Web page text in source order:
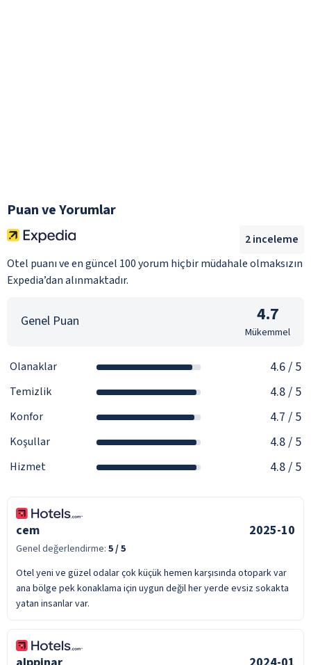
Puan ve Yorumlar
Otel puanı ve en güncel 100 yorum hiçbir müdahale olmaksızın
Expedia’dan alınmaktadır.
2inceleme
Genel Puan 4.7
Mükemmel
Olanaklar 4.6/ 5
Temizlik 4.8/ 5
Konfor 4.7 / 5
Koşullar 4.8/ 5
Hizmet 4.8/ 5
cem 2025-10
Genel değerlendirme: 5/ 5
Otel yeni ve güzel odalar çok küçük hemen karşısında otopark var
ana bölge pek konaklama için uygun değil her yerde evsiz sokakta
yatan insanlar var.